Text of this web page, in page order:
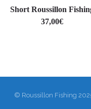
Ajouter au panier
Short Roussillon
37,00€
© Roussillon Fishing